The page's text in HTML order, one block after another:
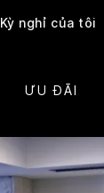
Kỳ nghỉ của tôi
ƯU ĐÃI